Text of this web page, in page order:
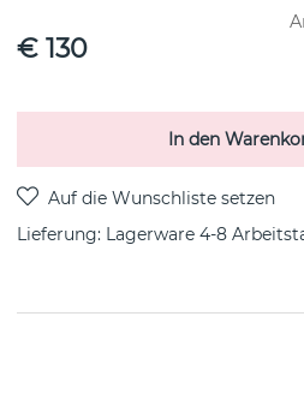
€ 130
In den
Lieferung: Lagerware 4-8